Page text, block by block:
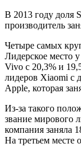
В 2013 году доля
производитель
Четыре самых
Лидерское место
Vivo с 20,3% и
лидеров Xiaomi с
Apple, которая
Из-за такого
звание мирового
компания заняла
На третьем месте